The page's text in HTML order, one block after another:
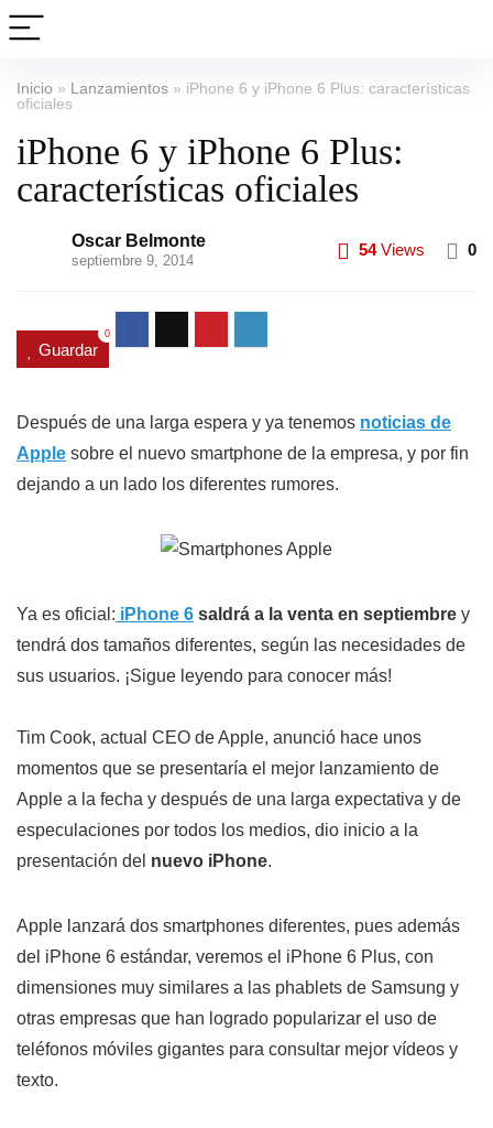
Inicio » Lanzamientos » iPhone 6 y iPhone 6 Plus: características
oficiales
iPhone 6 y iPhone 6 Plus:
características oficiales
Oscar Belmonte
septiembre 9, 2014
54Views 0
Guardar
0
Después de una larga espera y ya tenemos noticias de
Apple sobre el nuevo smartphone de la empresa, y por fin
dejando a un lado los diferentes rumores.
Ya es oficial: iPhone 6 saldrá a la venta en septiembre y
tendrá dos tamaños diferentes, según las necesidades de
sus usuarios. ¡Sigue leyendo para conocer más!
Tim Cook, actual CEO de Apple, anunció hace unos
momentos que se presentaría el mejor lanzamiento de
Apple a la fecha y después de una larga expectativa y de
especulaciones por todos los medios, dio inicio a la
presentación del nuevo iPhone.
Apple lanzará dos smartphones diferentes, pues además
del iPhone 6 estándar, veremos el iPhone 6 Plus, con
dimensiones muy similares a las phablets de Samsung y
otras empresas que han logrado popularizar el uso de
teléfonos móviles gigantes para consultar mejor vídeos y
texto.